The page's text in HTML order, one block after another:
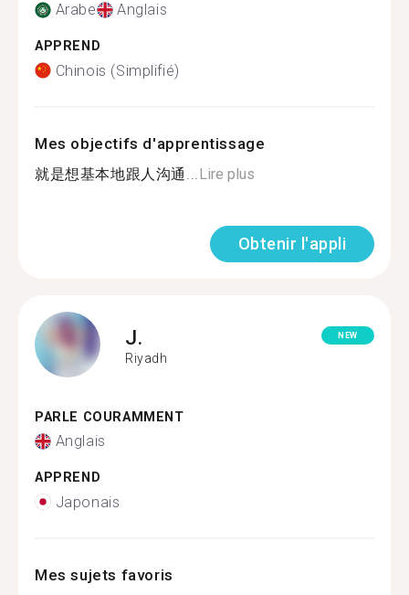
Arabe Anglais
APPREND
Chinois (Simplifié)
Mes objectifs d'apprentissage
就是想基本地跟人沟通... Lire plus
Obtenir l'appli
J.
Riyadh
NEW
PARLE COURAMMENT
Anglais
APPREND
Japonais
Mes sujets favoris